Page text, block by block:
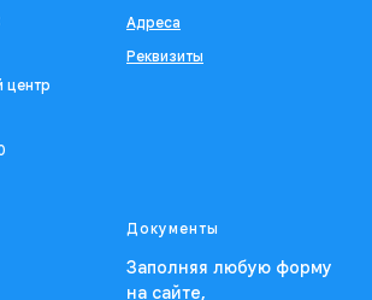
Адреса
Реквизиты
Документы
Заполняя любую форму
на сайте,